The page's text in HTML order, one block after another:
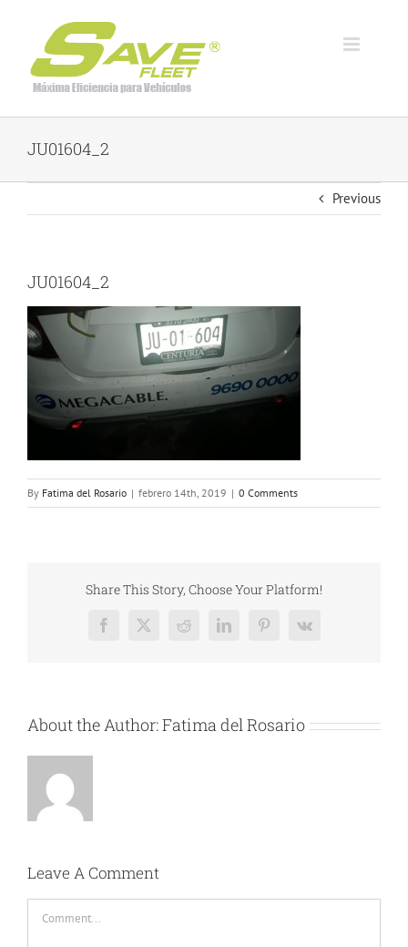
content
JU01604_2
Previous
JU01604_2
By Fatima del Rosario | febrero 14th, 2019 | 0 Comments
Share This Story, Choose Your Platform!
Facebook
X RedditLinkedInPinterest
Vk
About the Author:Fatima del Rosario
Leave A Comment